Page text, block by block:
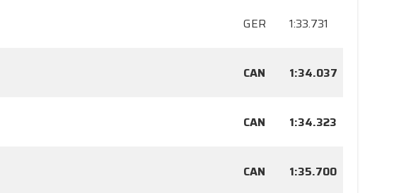
GER
1:33.731
CAN
1:34.037
CAN
1:34.323
CAN 1:35.700